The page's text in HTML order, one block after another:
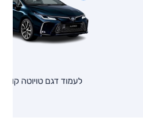
לעמוד דגם טויוטה קורולה